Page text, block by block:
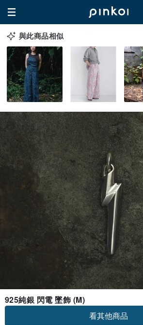
與此商品相似
925純銀 閃電 墜飾 (M)
看其他商品